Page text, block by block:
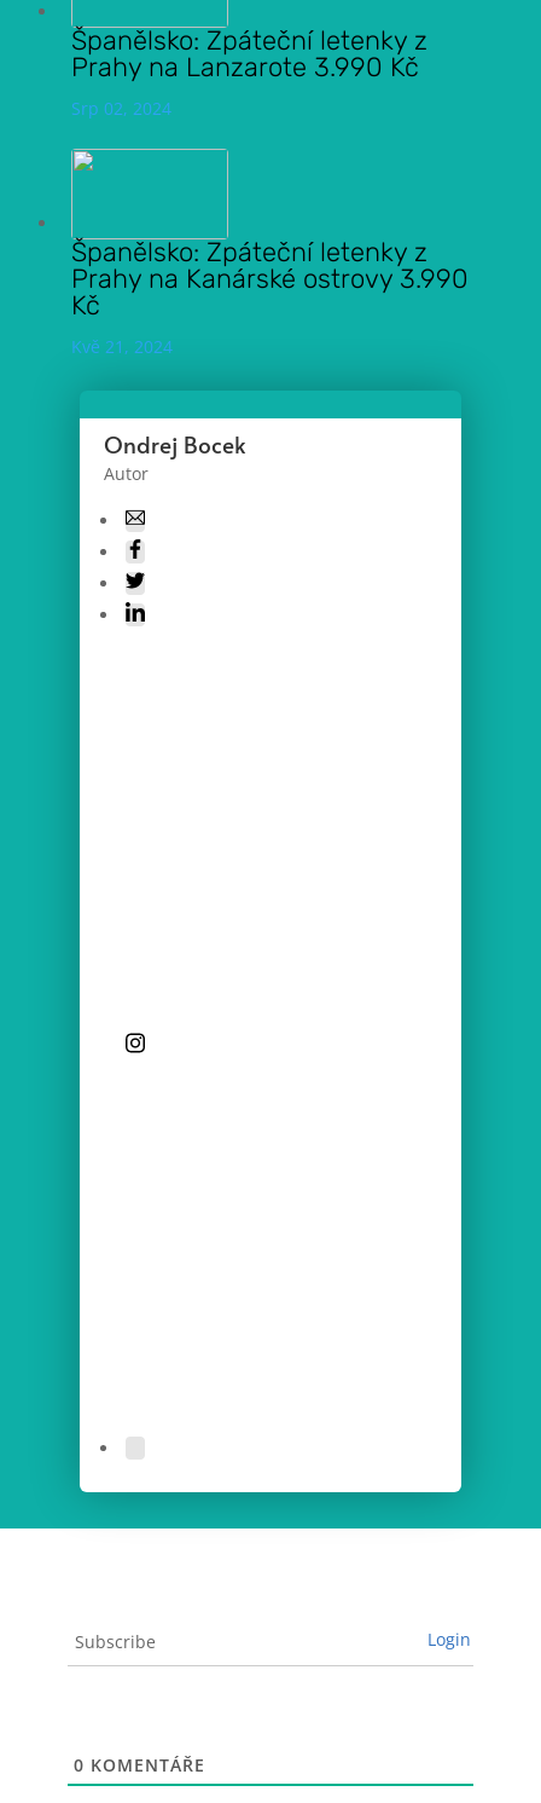
Španělsko: Zpáteční letenky z
Prahy na Lanzarote 3.990 Kč
Srp 02, 2024
Španělsko: Zpáteční letenky z
Prahy na Kanárské ostrovy 3.990
Kč
Kvě 21, 2024
Ondrej Bocek
Autor
Subscribe Login
0 KOMENTÁŘE